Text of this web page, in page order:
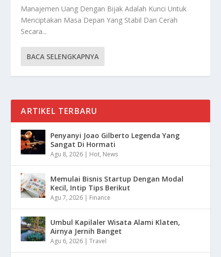
Manajemen Uang Dengan Bijak Adalah Kunci Untuk
Menciptakan Masa Depan Yang Stabil Dan Cerah
Secara...
BACA SELENGKAPNYA
ARTIKEL TERBARU
Penyanyi Joao Gilberto Legenda Yang
Sangat Di Hormati
Agu 8, 2026 | Hot, News
Memulai Bisnis Startup Dengan Modal
Kecil, Intip Tips Berikut
Agu 7, 2026 | Finance
Umbul Kapilaler Wisata Alami Klaten,
Airnya Jernih Banget
Agu 6, 2026 |Travel